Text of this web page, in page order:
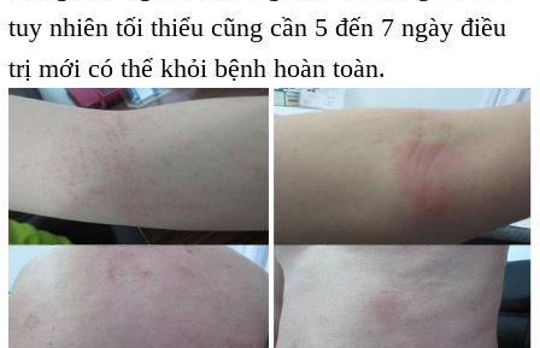
tuy nhiên tối thiểu cũng cần 5 đến 7 ngày điều
trị mới có thể khỏi bệnh hoàn toàn.